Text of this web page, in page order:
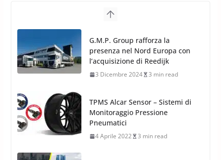
TPMS Alcar Sensor – Sistemi di
Monitoraggio Pressione
Pneumatici
4 Aprile 2022 3 min read
Cerchi in Lega Mercedes: Novità
MAK 2019 – 2020
16 Settembre 2019